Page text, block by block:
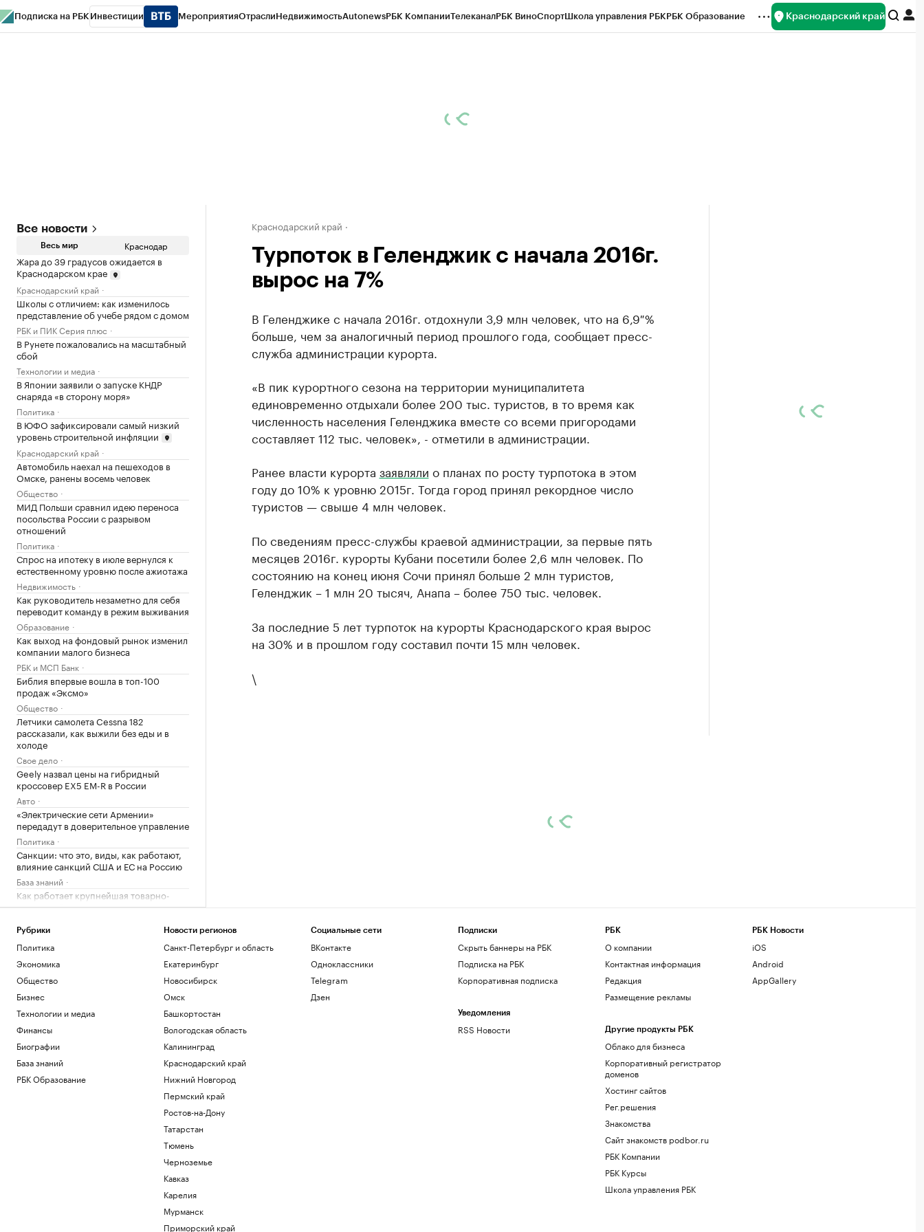
Подписка на РБК Инвестиции МероприятияОтраслиНедвижимостьAutonewsРБК КомпанииТелеканалРБК ВиноСпортШкола управления РБКРБК Образование Краснодарский край
Все новости
Весь мир Краснодар
Жара до 39 градусов ожидается в
Краснодарском крае
Краснодарский край
Школы с отличием: как изменилось
представление об учебе рядом с домом
РБК и ПИК Серия плюс
В Рунете пожаловались на масштабный
сбой
Технологии и медиа
В Японии заявили о запуске КНДР
снаряда «в сторону моря»
Политика
В ЮФО зафиксировали самый низкий
уровень строительной инфляции
Краснодарский край
Автомобиль наехал на пешеходов в
Омске, ранены восемь человек
Общество
МИД Польши сравнил идею переноса
посольства России с разрывом
отношений
Политика
Спрос на ипотеку в июле вернулся к
естественному уровню после ажиотажа
Недвижимость
Как руководитель незаметно для себя
переводит команду в режим выживания
Образование
Как выход на фондовый рынок изменил
компании малого бизнеса
РБК и МСП Банк
Библия впервые вошла в топ-100
продаж «Эксмо»
Общество
Летчики самолета Cessna 182
рассказали, как выжили без еды и в
холоде
Свое дело
Geely назвал цены на гибридный
кроссовер EX5 EM-R в России
Авто
«Электрические сети Армении»
передадут в доверительное управление
Политика
Санкции: что это, виды, как работают,
влияние санкций США и ЕС на Россию
База знаний
Как работает крупнейшая товарно-
сырьевая биржа страны
Sky News рассказал о секретном
подземном заводе ВСУ, где производят
дроны
Политика
FIVB не накажет Россию за отказ ехать
на чемпионат мира в Польшу
Спорт
Кто такой косовар Мирлинд Даку и
Эксперты назвали преимущества и
недостатки обучения в вузах Китая
Краснодарский край
Турпоток в Геленджик с начала 2016г.
вырос на 7%
В Геленджике с начала 2016г. отдохнули 3,9 млн человек, что на 6,9 %
больше, чем за аналогичный период прошлого года, сообщает пресс-
служба администрации курорта.
«В пик курортного сезона на территории муниципалитета
единовременно отдыхали более 200 тыс. туристов, в то время как
численность населения Геленджика вместе со всеми пригородами
составляет 112 тыс. человек», - отметили в администрации.
Ранее власти курорта заявляли о планах по росту турпотока в этом
году до 10% к уровню 2015г. Тогда город принял рекордное число
туристов — свыше 4 млн человек.
По сведениям пресс-службы краевой администрации, за первые пять
месяцев 2016г. курорты Кубани посетили более 2,6 млн человек. По
состоянию на конец июня Сочи принял больше 2 млн туристов,
Геленджик – 1 млн 20 тысяч, Анапа – более 750 тыс. человек.
За последние 5 лет турпоток на курорты Краснодарского края вырос
на 30% и в прошлом году составил почти 15 млн человек.
\
Рубрики
Политика
Экономика
Общество
Бизнес
Технологии и медиа
Финансы
Биографии
База знаний
РБК Образование
Новости регионов
Санкт-Петербург и область
Екатеринбург
Новосибирск
Омск
Башкортостан
Вологодская область
Калининград
Краснодарский край
Нижний Новгород
Пермский край
Ростов-на-Дону
Татарстан
Тюмень
Черноземье
Кавказ
Карелия
Мурманск
Приморский край
Социальные сети
ВКонтакте
Одноклассники
Telegram
Дзен
Подписки
Скрыть баннеры на РБК
Подписка на РБК
Корпоративная подписка
Уведомления
RSS Новости
РБК
О компании
Контактная информация
Редакция
Размещение рекламы
Другие продукты РБК
Облако для бизнеса
Корпоративный регистратор
доменов
Хостинг сайтов
Рег.решения
Знакомства
Сайт знакомств podbor.ru
РБК Компании
РБК Курсы
Школа управления РБК
РБК Новости
iOS
Android
AppGallery